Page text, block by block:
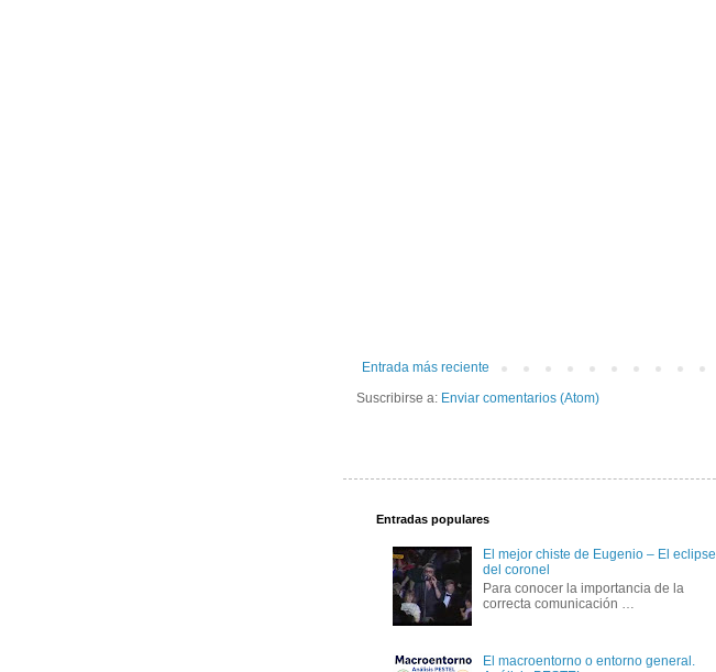
Entrada más reciente
Suscribirse a: Enviar comentarios (Atom)
Entradas populares
El mejor chiste de Eugenio – El eclipse
del coronel
Para conocer la importancia de la
correcta comunicación …
El macroentorno o entorno general.